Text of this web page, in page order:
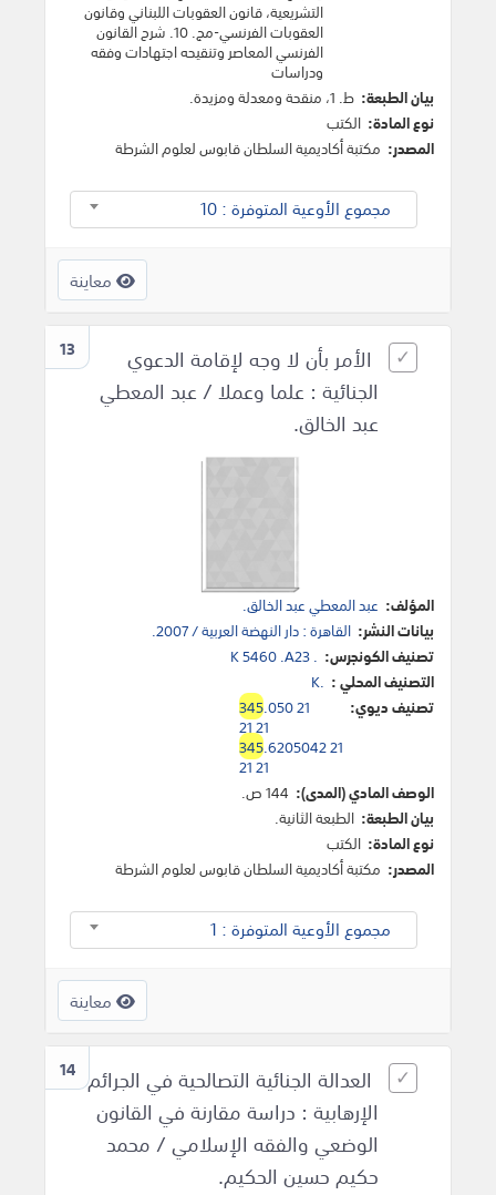
التشريعية، قانون العقوبات اللبناني وقانون
العقوبات الفرنسي-مج. 10. شرح القانون
الفرنسي المعاصر وتنقيحه اجتهادات وفقه
ودراسات
بيان الطبعة: ط. 1، منقحة ومعدلة ومزيدة.
نوع المادة: الكتب
المصدر: مكتبة أكاديمية السلطان قابوس لعلوم الشرطة
مجموع الأوعية المتوفرة : 10
معاينة
13
الأمر بأن لا وجه لإقامة الدعوي
الجنائية : علما وعملا / عبد المعطي
عبد الخالق.
المؤلف: عبد المعطي عبد الخالق.
بيانات النشر: القاهرة : دار النهضة العربية / 2007.
تصنيف الكونجرس: K 5460 .A23 .
التصنيف المحلي : K.
تصنيف ديوي:
345.050 21
21 21
345.6205042 21
21 21
الوصف المادي (المدى): 144 ص.
بيان الطبعة: الطبعة الثانية.
نوع المادة: الكتب
المصدر: مكتبة أكاديمية السلطان قابوس لعلوم الشرطة
مجموع الأوعية المتوفرة : 1
معاينة
14 العدالة الجنائية التصالحية في الجرائم
الإرهابية : دراسة مقارنة في القانون
الوضعي والفقه الإسلامي / محمد
حكيم حسين الحكيم.